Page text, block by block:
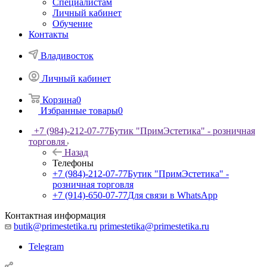
Специалистам
Личный кабинет
Обучение
Контакты
Владивосток
Личный кабинет
Корзина0
Избранные товары0
+7 (984)-212-07-77Бутик "ПримЭстетика" - розничная
торговля
Назад
Телефоны
+7 (984)-212-07-77Бутик "ПримЭстетика" -
розничная торговля
+7 (914)-650-07-77Для связи в WhatsApp
Контактная информация
butik@primestetika.ru primestetika@primestetika.ru
Telegram